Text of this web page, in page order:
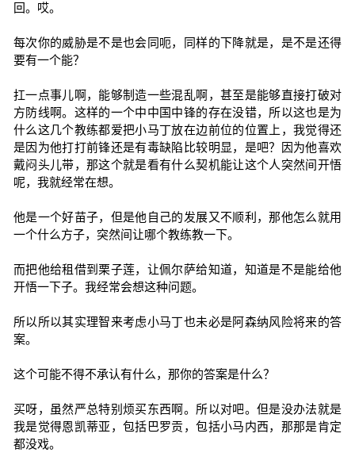
回。哎。
每次你的威胁是不是也会同呃，同样的下降就是，是不是还得
要有一个能？
扛一点事儿啊，能够制造一些混乱啊，甚至是能够直接打破对
方防线啊。这样的一个中中国中锋的存在没错，所以这也是为
什么这几个教练都爱把小马丁放在边前位的位置上，我觉得还
是因为他打打前锋还是有毒缺陷比较明显，是吧？因为他喜欢
戴闷头儿带，那这个就是看有什么契机能让这个人突然间开悟
呢，我就经常在想。
他是一个好苗子，但是他自己的发展又不顺利，那他怎么就用
一个什么方子，突然间让哪个教练教一下。
而把他给租借到栗子莲，让佩尔萨给知道，知道是不是能给他
开悟一下子。我经常会想这种问题。
所以所以其实理智来考虑小马丁也未必是阿森纳风险将来的答
案。
这个可能不得不承认有什么，那你的答案是什么？
买呀，虽然严总特别烦买东西啊。所以对吧。但是没办法就是
我是觉得恩凯蒂亚，包括巴罗贡，包括小马内西，那那是肯定
都没戏。